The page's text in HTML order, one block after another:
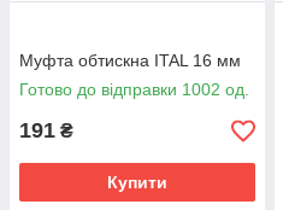
Муфта обтискна ITAL 16 мм
Готово до відправки 1002 од.
191 ₴
Купити